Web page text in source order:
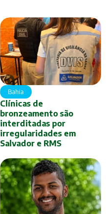
Bahia
Clínicas de
bronzeamento são
interditadas por
irregularidades em
Salvador e RMS